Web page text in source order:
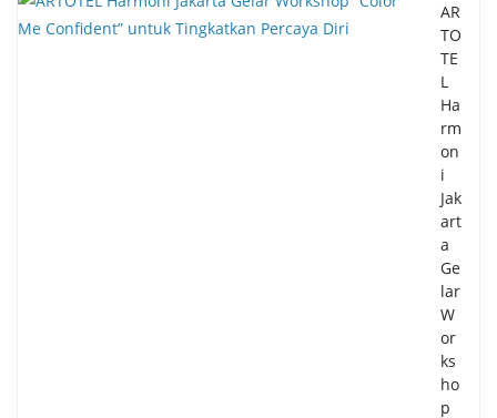
AR
TO
TE
L
Ha
rm
on
i
Jak
art
a
Ge
lar
W
or
ks
ho
p